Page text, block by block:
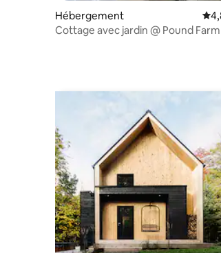
Hébergement
Cottage avec jardin @ Pound Farm